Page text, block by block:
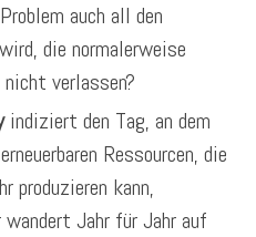
auch all den
die normalerweise
verlassen?
indiziert den Tag, an dem
Ressourcen, die
produzieren kann,
Jahr für Jahr auf